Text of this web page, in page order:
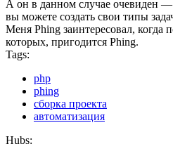
А он в данном случае очевиден —
вы можете создать свои типы
Меня Phing заинтересовал, когда
которых, пригодится Phing.
Tags:
php
phing
сборка проекта
автоматизация
Hubs: